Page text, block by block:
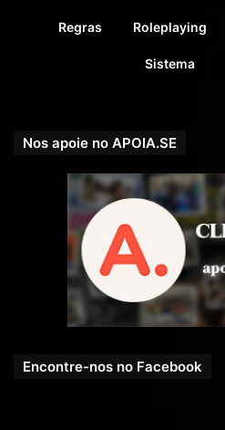
Regras Roleplaying
Sistema
Nos apoie no APOIA.SE
Encontre-nos no Facebook